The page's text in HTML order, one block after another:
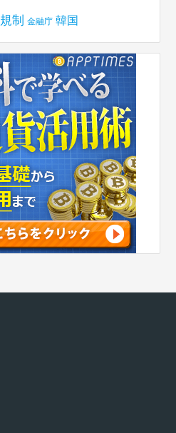
規制 金融庁 韓国